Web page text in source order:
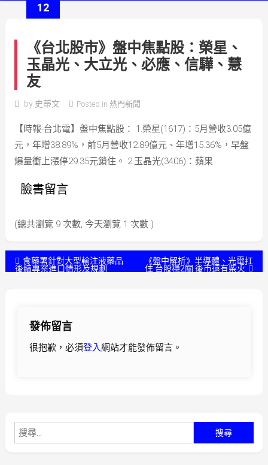
12
《台北股市》盤中焦點股：榮星、
玉晶光、大立光、必應、信驊、慧
友
by 史蒂文 Posted in 熱門新聞
【時報-台北電】盤中焦點股： 1.榮星(1617)：5月營收3.05億
元，年增38.89%，前5月營收12.89億元、年增15.36%，早盤
爆量衝上漲停29.35元鎖住。 2.玉晶光(3406)：蘋果
臉書留言
(總共瀏覽 9 次數, 今天瀏覽 1 次數 )
文食藥署針對大型輸注液藥品
後續專案進口情形及規劃
《盤中解析》半導體、光電扛
住 台股穩2關 後市還有柴火
發佈留言
很抱歉，必須登入網站才能發佈留言。
尋